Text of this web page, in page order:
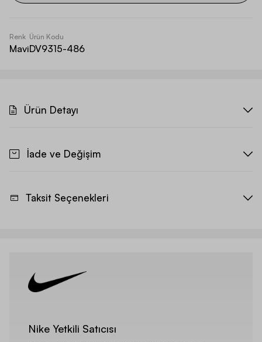
Renk
Mavi
Ürün Kodu
DV9315-486
Ürün Detayı
İade ve Değişim
Taksit Seçenekleri
Nike Yetkili Satıcısı